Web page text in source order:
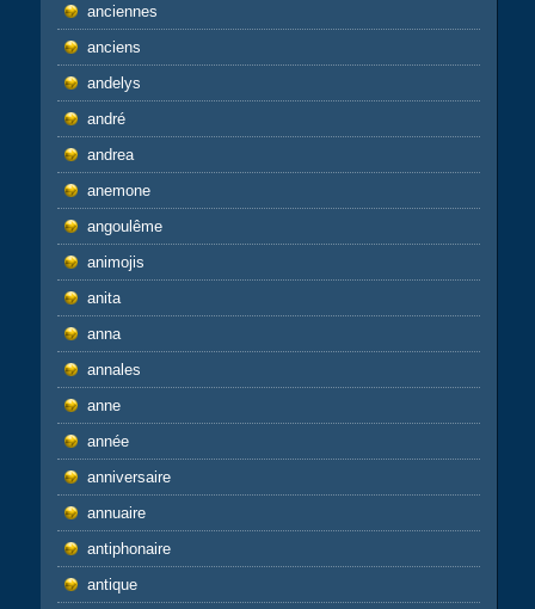
anciennes
anciens
andelys
andré
andrea
anemone
angoulême
animojis
anita
anna
annales
anne
année
anniversaire
annuaire
antiphonaire
antique